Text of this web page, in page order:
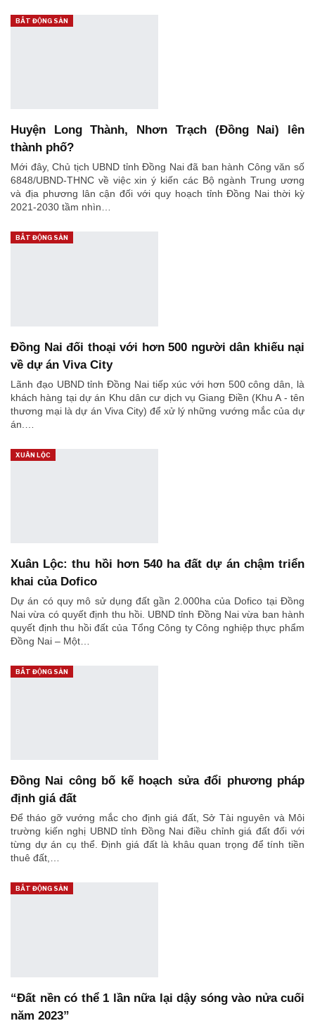
BẤT ĐỘNG SẢN
Huyện Long Thành, Nhơn Trạch (Đồng Nai) lên
thành phố?
Mới đây, Chủ tịch UBND tỉnh Đồng Nai đã ban hành Công văn số
6848/UBND-THNC về việc xin ý kiến các Bộ ngành Trung ương
và địa phương lân cận đối với quy hoạch tỉnh Đồng Nai thời kỳ
2021-2030 tầm nhìn…
BẤT ĐỘNG SẢN
Đồng Nai đối thoại với hơn 500 người dân khiếu nại
về dự án Viva City
Lãnh đạo UBND tỉnh Đồng Nai tiếp xúc với hơn 500 công dân, là
khách hàng tại dự án Khu dân cư dịch vụ Giang Điền (Khu A - tên
thương mại là dự án Viva City) để xử lý những vướng mắc của dự
án.…
XUÂN LỘC
Xuân Lộc: thu hồi hơn 540 ha đất dự án chậm triển
khai của Dofico
Dự án có quy mô sử dụng đất gần 2.000ha của Dofico tại Đồng
Nai vừa có quyết định thu hồi. UBND tỉnh Đồng Nai vừa ban hành
quyết định thu hồi đất của Tổng Công ty Công nghiệp thực phẩm
Đồng Nai – Một…
BẤT ĐỘNG SẢN
Đồng Nai công bố kế hoạch sửa đổi phương pháp
định giá đất
Để tháo gỡ vướng mắc cho định giá đất, Sở Tài nguyên và Môi
trường kiến nghị UBND tỉnh Đồng Nai điều chỉnh giá đất đối với
từng dự án cụ thể. Định giá đất là khâu quan trọng để tính tiền
thuê đất,…
BẤT ĐỘNG SẢN
“Đất nền có thể 1 lần nữa lại dậy sóng vào nửa cuối
năm 2023”